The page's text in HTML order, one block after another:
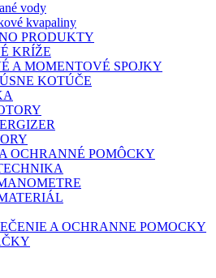
vody
kvapaliny
PRODUKTY
KRÍŽE
A MOMENTOVÉ SPOJKY
KOTÚČE
OCHRANNÉ POMÔCKY
A OCHRANNE POMOCKY